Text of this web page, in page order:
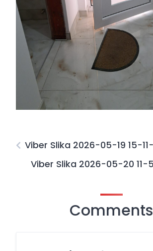
Viber Slika 2026-05-19 15-
Viber Slika 2026-05-20
Comments